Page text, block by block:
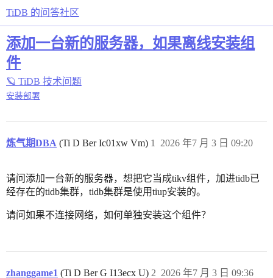
TiDB 的问答社区
添加一台新的服务器，如果离线安装组
件
🪐 TiDB 技术问题
安装部署
炼气期DBA (Ti D Ber Ic01xw Vm) 2026 年7 月 3 日 09:20
1
请问添加一台新的服务器，想把它当成tikv组件，加进tidb已
经存在的tidb集群，tidb集群是使用tiup安装的。
请问如果不连接网络，如何单独安装这个组件？
zhanggame1 (Ti D Ber G I13ecx U) 2026 年7 月 3 日 09:36
2